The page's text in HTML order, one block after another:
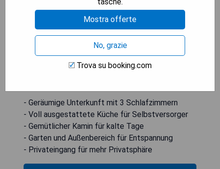
ausgestattete Küche. Gäste können die
Umgebung von einem Essbereich im Freien
genießen oder sich an kalten Tagen am Kamin
wärmen. Für zusätzliche Privatsphäre gibt es
einen privaten Eingang. Der nächstgelegene
Flughafen ist der Ithaca Tompkins Regional
- Geräumige Unterkunft mit 3 Schlafzimmern
- Voll ausgestattete Küche für Selbstversorger
- Gemütlicher Kamin für kalte Tage
- Garten und Außenbereich für Entspannung
- Privateingang für mehr Privatsphäre
Mostra offerte
No, grazie
Trova su booking.com